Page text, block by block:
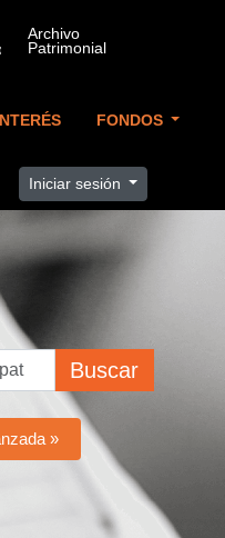
FONDOS
Iniciar sesión
Buscar
»